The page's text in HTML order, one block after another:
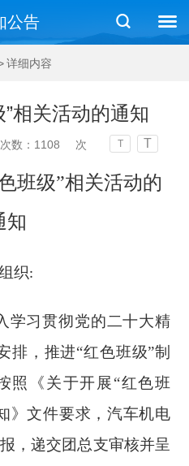
公告
详细内容
”相关活动的通知
数： 1108 次 T T
班级”相关活动的
知
织:
学习贯彻党的二十大精
排，推进“红色班级”制
照《关于开展“红色班
》文件要求，汽车机电
，递交团总支审核并呈